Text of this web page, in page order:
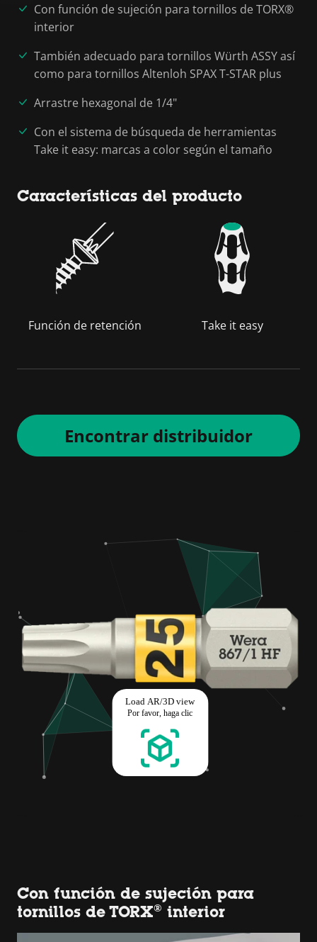
Con función de sujeción para tornillos de TORX®
interior
También adecuado para tornillos Würth ASSY así
como para tornillos Altenloh SPAX T-STAR plus
Arrastre hexagonal de 1/4"
Con el sistema de búsqueda de herramientas
Take it easy: marcas a color según el tamaño
Características del producto
Función de retención Take it easy
Encontrar distribuidor
Con función de sujeción para
tornillos de TORX® interior